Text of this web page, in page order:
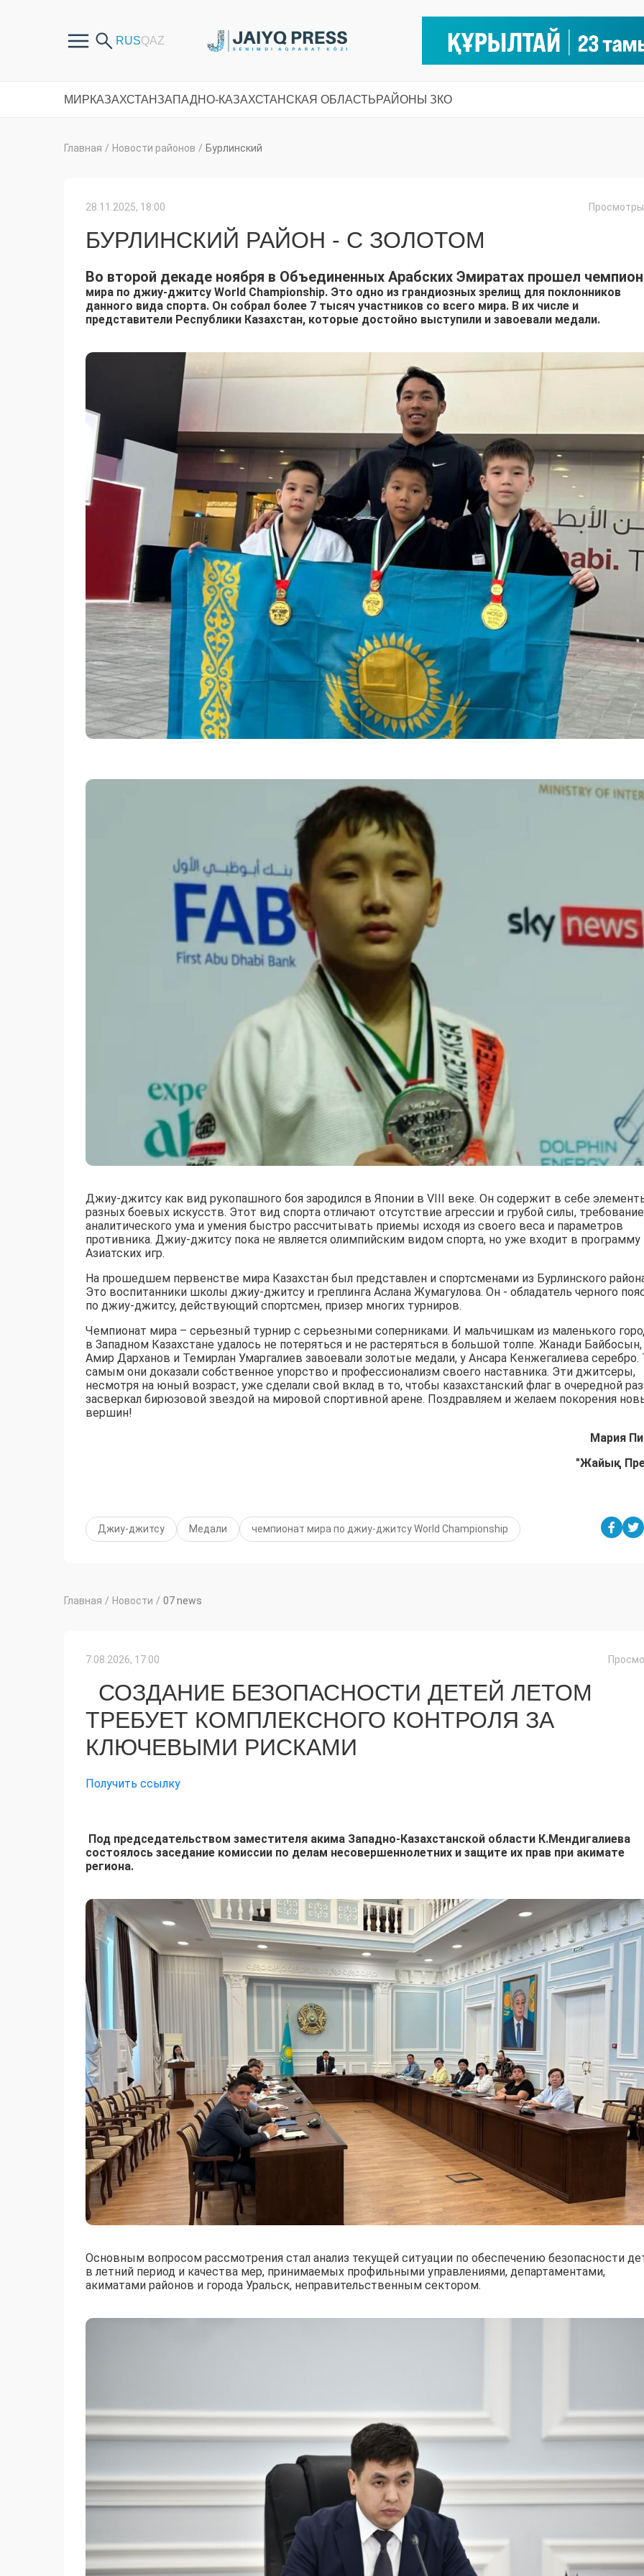
МИРКАЗАХСТАНЗАПАДНО-КАЗАХСТАНСКАЯ ОБЛАСТЬРАЙОНЫ ЗКО
Главная / Новости районов / Бурлинский
28.11.2025, 18:00
БУРЛИНСКИЙ РАЙОН - С ЗОЛОТОМ
Во второй декаде ноября в Объединенных Арабских Эмиратах прошел
мира по джиу-джитсу World Championship. Это одно из грандиозных зрелищ для поклонников
данного вида спорта. Он собрал более 7 тысяч участников со всего мира. В их числе и
представители Республики Казахстан, которые достойно выступили и завоевали медали.
Джиу-джитсу как вид рукопашного боя зародился в Японии в VIII веке. Он содержит в себе
разных боевых искусств. Этот вид спорта отличают отсутствие агрессии и грубой силы, требование
аналитического ума и умения быстро рассчитывать приемы исходя из своего веса и параметров
противника. Джиу-джитсу пока не является олимпийским видом спорта, но уже входит в программу
Азиатских игр.
На прошедшем первенстве мира Казахстан был представлен и спортсменами из Бурлинского
Это воспитанники школы джиу-джитсу и греплинга Аслана Жумагулова. Он - обладатель черного
по джиу-джитсу, действующий спортсмен, призер многих турниров.
Чемпионат мира – серьезный турнир с серьезными соперниками. И мальчишкам из маленького
в Западном Казахстане удалось не потеряться и не растеряться в большой толпе. Жанади Байбосын,
Амир Дарханов и Темирлан Умаргалиев завоевали золотые медали, у Ансара Кенжегалиева серебро.
самым они доказали собственное упорство и профессионализм своего наставника. Эти джитсеры,
несмотря на юный возраст, уже сделали свой вклад в то, чтобы казахстанский флаг в очередной раз
засверкал бирюзовой звездой на мировой спортивной арене. Поздравляем и желаем покорения
вершин!
Мария
"Жайық
Джиу-джитсу Медали чемпионат мира по джиу-джитсу World Championship
Главная / Новости / 07 news
7.08.2026, 17:00
СОЗДАНИЕ БЕЗОПАСНОСТИ ДЕТЕЙ ЛЕТОМ
ТРЕБУЕТ КОМПЛЕКСНОГО КОНТРОЛЯ ЗА
КЛЮЧЕВЫМИ РИСКАМИ
Получить ссылку
Под председательством заместителя акима Западно-Казахстанской области К.Мендигалиева
состоялось заседание комиссии по делам несовершеннолетних и защите их прав при акимате
региона.
Основным вопросом рассмотрения стал анализ текущей ситуации по обеспечению безопасности
в летний период и качества мер, принимаемых профильными управлениями, департаментами,
акиматами районов и города Уральск, неправительственным сектором.